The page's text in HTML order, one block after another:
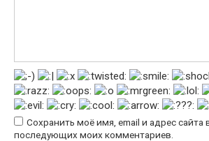
Сохранить моё имя, email и адрес сайта
последующих моих комментариев.